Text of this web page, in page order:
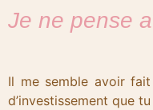
Je ne pense
Il me semble avoir
d’investissement que